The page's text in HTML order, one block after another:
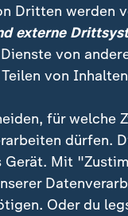
mehr Vitamin C
Stange ­ nach
fein und
Dritten werden
externe
von
von
für welche
dürfen.
Gerät. Mit
Oder du